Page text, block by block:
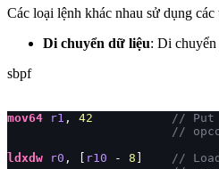
Các loại lệnh khác nhau sử dụng
Di chuyển dữ liệu: Di
sbpf
mov64 r1 , 42
// Put
//
ldxdw r0 , [ r10 - 8
//